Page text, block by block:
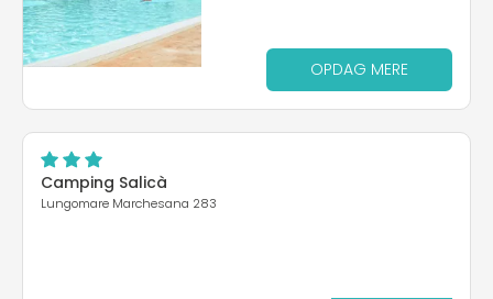
OPDAG MERE
Camping Salicà
Lungomare Marchesana 283